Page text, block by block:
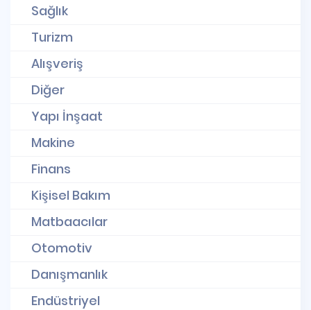
Sağlık
Turizm
Alışveriş
Diğer
Yapı İnşaat
Makine
Finans
Kişisel Bakım
Matbaacılar
Otomotiv
Danışmanlık
Endüstriyel